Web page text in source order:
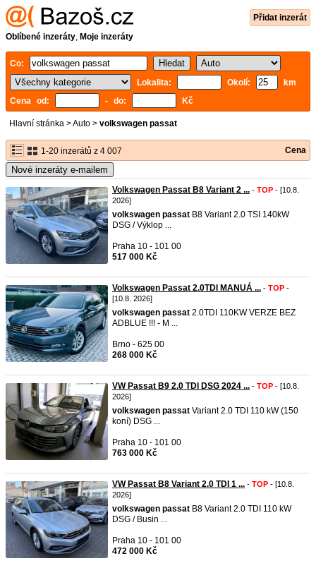
Přidat inzerát
Oblíbené inzeráty, Moje inzeráty
Co:
Lokalita:
Okolí:
km
Cena od:
- do: Kč
Hlavní stránka >Auto > volkswagen passat
1-20 inzerátů z 4 007 Cena
Nové inzeráty e-mailem
Volkswagen Passat B8 Variant 2 ... - TOP - [10.8.
2026]
volkswagen passat B8 Variant 2.0 TSI 140kW
DSG / Výklop ...
Praha 10 - 101 00
517 000 Kč
Volkswagen Passat 2.0TDI MANUÁ ... - TOP -
[10.8. 2026]
volkswagen passat 2.0TDI 110KW VERZE BEZ
ADBLUE !!! - M ...
Brno - 625 00
268 000 Kč
VW Passat B9 2.0 TDI DSG 2024 ... - TOP - [10.8.
2026]
volkswagen passat Variant 2.0 TDI 110 kW (150
koní) DSG ...
Praha 10 - 101 00
763 000 Kč
VW Passat B8 Variant 2.0 TDI 1 ... - TOP - [10.8.
2026]
volkswagen passat B8 Variant 2.0 TDI 110 kW
DSG / Busin ...
Praha 10 - 101 00
472 000 Kč